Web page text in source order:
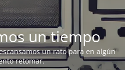
un tiempo
un rato para en algún
retomar.